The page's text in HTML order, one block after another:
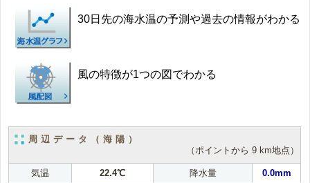
30日先の海水温の予測や過去の情報がわかる
風の特徴が1つの図でわかる
周辺データ（海陽）
（ポイントから 9 km地点）
気温 22.4℃ 降水量 0.0mm